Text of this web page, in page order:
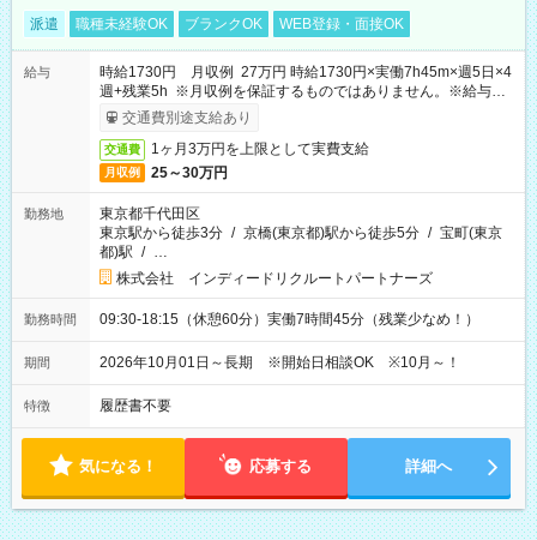
派遣 職種未経験OK ブランクOK WEB登録・面接OK
給与
時給1730円 月収例 27万円 時給1730円×実働7h45m×週5日×4
週+残業5h ※月収例を保証するものではありません。※給与即
受取りサービス利用可（利用条件有）
交通費別途支給あり
交通費 1ヶ月3万円を上限として実費支給
月収例 25～30万円
勤務地
東京都千代田区
東京駅から徒歩3分 / 京橋(東京都)駅から徒歩5分 / 宝町(東京
都)駅 / …
株式会社 インディードリクルートパートナーズ
勤務時間 09:30-18:15（休憩60分）実働7時間45分（残業少なめ！）
期間 2026年10月01日～長期 ※開始日相談OK ※10月～！
特徴 履歴書不要
気になる！ 応募する 詳細へ